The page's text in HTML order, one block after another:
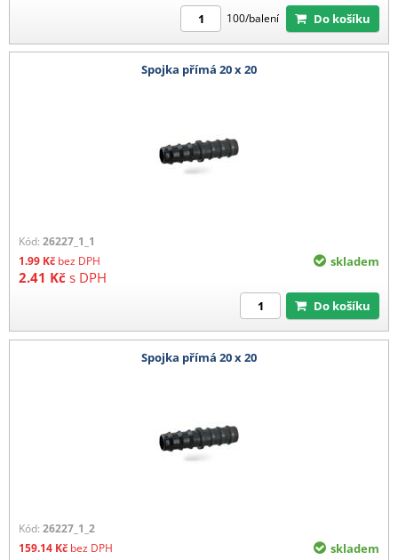
100/balení Do košíku
Spojka přímá 20 x 20
Kód: 26227_1_1
1.99 Kč bez DPH
2.41 Kč s DPH
skladem
Do košíku
Spojka přímá 20 x 20
Kód: 26227_1_2
159.14 Kč bez DPH skladem